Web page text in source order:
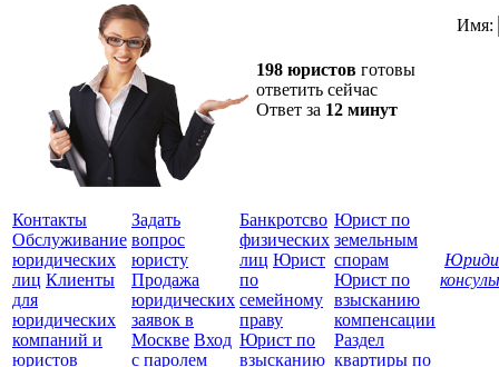
198 юристов готовы
ответить сейчас
Ответ за 12 минут
Имя:
Контакты
Обслуживание
юридических
лиц Клиенты
для
юридических
компаний и
юристов
Задать
вопрос
юристу
Продажа
юридических
заявок в
Москве Вход
с паролем
Банкротсво
физических
лиц Юрист
по
семейному
праву
Юрист по
взысканию
Юрист по
земельным
спорам
Юрист по
взысканию
компенсации
Раздел
квартиры по